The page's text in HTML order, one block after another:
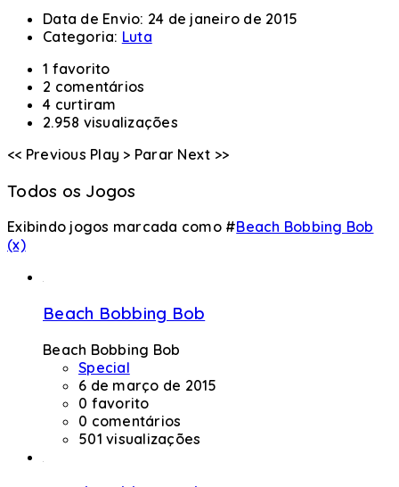
Data de Envio: 24 de janeiro de 2015
Categoria: Luta
1 favorito
2 comentários
4 curtiram
2.958 visualizações
<< Previous Play > Parar Next >>
Todos os Jogos
Exibindo jogos marcada como #Beach Bobbing Bob
(x)
Beach Bobbing Bob
Beach Bobbing Bob
Special
6 de março de 2015
0 favorito
0 comentários
501 visualizações